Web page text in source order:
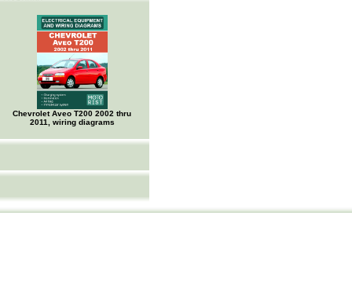
Chevrolet Aveo Т200 2002 thru
2011, wiring diagrams